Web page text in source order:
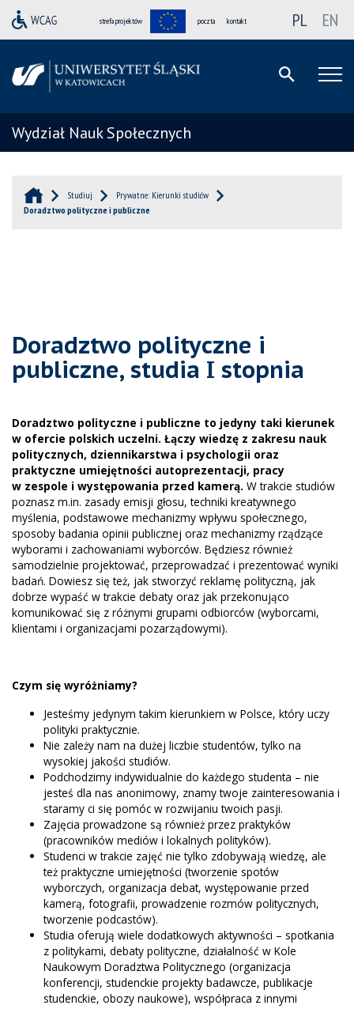
strefa projektów poczta kontakt PL EN
Wydział Nauk Społecznych
Studiuj
Prywatne: Kierunki studiów
Doradztwo polityczne i publiczne
Doradztwo polityczne i
publiczne, studia I stopnia
Doradztwo polityczne i publiczne to jedyny taki kierunek
w ofercie polskich uczelni. Łączy wiedzę z zakresu nauk
politycznych, dziennikarstwa i psychologii oraz
praktyczne umiejętności autoprezentacji, pracy
w zespole i występowania przed kamerą. W trakcie studiów
poznasz m.in. zasady emisji głosu, techniki kreatywnego
myślenia, podstawowe mechanizmy wpływu społecznego,
sposoby badania opinii publicznej oraz mechanizmy rządzące
wyborami i zachowaniami wyborców. Będziesz również
samodzielnie projektować, przeprowadzać i prezentować wyniki
badań. Dowiesz się też, jak stworzyć reklamę polityczną, jak
dobrze wypaść w trakcie debaty oraz jak przekonująco
komunikować się z różnymi grupami odbiorców (wyborcami,
klientami i organizacjami pozarządowymi).
Czym się wyróżniamy?
Jesteśmy jedynym takim kierunkiem w Polsce, który uczy
polityki praktycznie.
Nie zależy nam na dużej liczbie studentów, tylko na
wysokiej jakości studiów.
Podchodzimy indywidualnie do każdego studenta – nie
jesteś dla nas anonimowy, znamy twoje zainteresowania i
staramy ci się pomóc w rozwijaniu twoich pasji.
Zajęcia prowadzone są również przez praktyków
(pracowników mediów i lokalnych polityków).
Studenci w trakcie zajęć nie tylko zdobywają wiedzę, ale
też praktyczne umiejętności (tworzenie spotów
wyborczych, organizacja debat, występowanie przed
kamerą, fotografii, prowadzenie rozmów politycznych,
tworzenie podcastów).
Studia oferują wiele dodatkowych aktywności – spotkania
z politykami, debaty polityczne, działalność w Kole
Naukowym Doradztwa Politycznego (organizacja
konferencji, studenckie projekty badawcze, publikacje
studenckie, obozy naukowe), współpraca z innymi